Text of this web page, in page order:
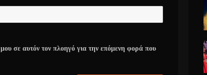
σε αυτόν τον πλοηγό για την επόμενη φορά που